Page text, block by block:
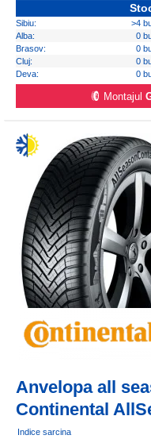
Sibiu: >4
Alba:
0
Brasov:
0
Cluj:
0
Deva:
0
Montajul
Anvelopa all
Continental
Indice sarcina